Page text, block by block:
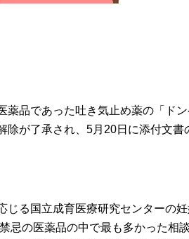
薬品であった吐き気止め薬の「ド
除が了承され、5月20日に添付文
じる国立成育医療研究センターの
忌の医薬品の中で最も多かった相